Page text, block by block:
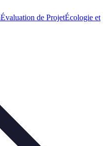
Évaluation de ProjetÉcologie et